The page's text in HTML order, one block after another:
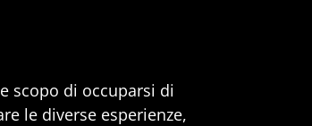
scopo di occuparsi di
le diverse esperienze,